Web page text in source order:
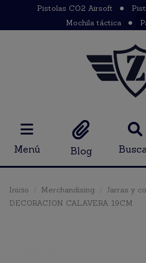
Pistolas CO2 Airsoft
Mochila táctica
Menú Blog
Inicio Merchandising Jarras y
DECORACION CALAVERA 19CM